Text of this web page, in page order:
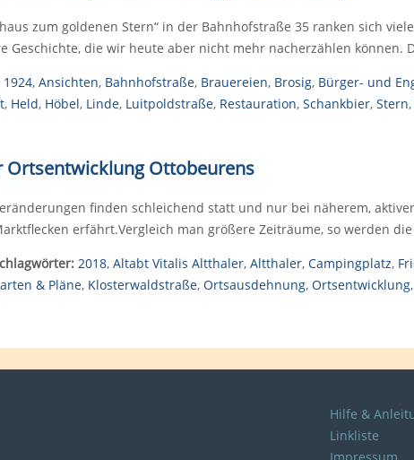
zum goldenen Stern“ in der Bahnhofstraße 35 ranken sich
Geschichte, die wir heute aber nicht mehr nacherzählen können.
1924, Ansichten, Bahnhofstraße, Brauereien, Brosig, Bürger- und
, Held, Höbel, Linde, Luitpoldstraße, Restauration, Schankbier, Stern,
Ortsentwicklung Ottobeurens
finden schleichend statt und nur bei näherem,
erfährt.Vergleich man größere Zeiträume, so werden
2018, Altabt Vitalis Altthaler, Altthaler, Campingplatz,
& Pläne, Klosterwaldstraße, Ortsausdehnung, Ortsentwicklung,
Hilfe &
Linkliste